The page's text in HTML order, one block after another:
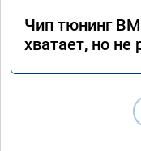
Чип тюнинг
хватает, но не